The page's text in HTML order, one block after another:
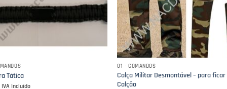
Tática
IVA Incluído
01 - COMANDOS
Calça Militar Desmontável – para ficar
Calção